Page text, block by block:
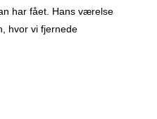
har fået. Hans værelse
hvor vi fjernede